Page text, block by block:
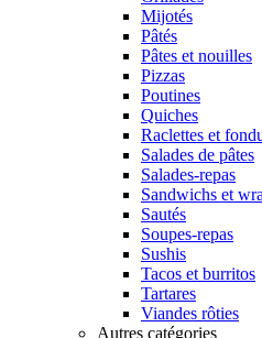
Mijotés
Pâtés
Pâtes et nouilles
Pizzas
Poutines
Quiches
Raclettes et
Salades de pâtes
Salades-repas
Sandwichs et
Sautés
Soupes-repas
Sushis
Tacos et burritos
Tartares
Viandes rôties
Autres catégories